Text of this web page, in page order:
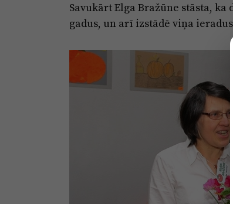
Savukārt Elga Bražūne stāsta,
gadus, un arī izstādē viņa